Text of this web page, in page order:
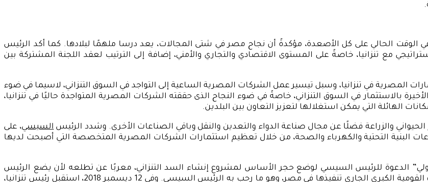
في الوقت الحالي على كل الأصعدة، مؤكدةً أن نجاح مصر في شتى المجالات، يعد درسا ملهمًا لبلادها. كما أكد الرئيس
مع تنزانيا، خاصةً على المستوى الاقتصادي والتجاري والأمني، إضافة إلى الترتيب لعقد اللجنة المشتركة بين
المصرية في تنزانيا، وسبل تيسير عمل الشركات المصرية الساعية إلى التواجد في السوق التنزاني، لاسيما في ضوء
بالاستثمار في السوق التنزاني، خاصةً في ضوء النجاح الذى حققته الشركات المصرية المتواجدة حاليًا في تنزانيا،
الهائلة التي يمكن استغلالها لتعزيز التعاون بين البلدين.
الحيواني والزراعة فضلًا عن مجال صناعة الدواء والتعدين والنقل وباقي الصناعات الأخرى. وشدد الرئيسالسيسي، على
البنية التحتية والكهرباء والصحة، من خلال تعظيم استثمارات الشركات المصرية المتخصصة التي أصبحت لديها
الدعوة للرئيس السيسي لوضع حجر الأساس لمشروع إنشاء السد التنزاني، معربًا عن تطلعه لأن يضع الرئيس
السيسي مشروع إنشاء السد تحت إشرافه أسوة بالمشروعات القومية الكبرى الجاري تنفيذها في مصر، وهو ما رحب به الرئيس السيسي. وفي 12 ديسمبر 2018، استقبل رئيس تنزانيا،